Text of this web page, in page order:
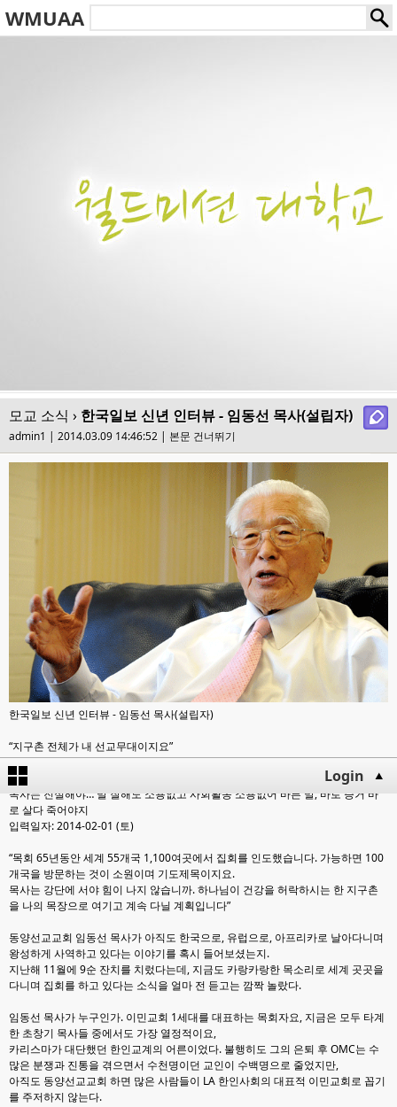
WMUAA
모교 소식 › 한국일보 신년 인터뷰 - 임동선 목사(설립자)
admin1 | 2014.03.09 14:46:52 | 본문 건너뛰기
한국일보 신년 인터뷰 - 임동선 목사(설립자)
“지구촌 전체가 내 선교무대이지요”
■ 신년 인터뷰 - 임동선 동양선교교회 원로목사, 90세 나이에 세계 곳곳 사역
목사는 진실해야… 말 잘해도 소용없고 사회활동 소용없어 바른 말, 바로 증거 바
로 살다 죽어야지
입력일자: 2014-02-01 (토)
“목회 65년동안 세계 55개국 1,100여곳에서 집회를 인도했습니다. 가능하면 100
개국을 방문하는 것이 소원이며 기도제목이지요.
목사는 강단에 서야 힘이 나지 않습니까. 하나님이 건강을 허락하시는 한 지구촌
을 나의 목장으로 여기고 계속 다닐 계획입니다”
동양선교교회 임동선 목사가 아직도 한국으로, 유럽으로, 아프리카로 날아다니며
왕성하게 사역하고 있다는 이야기를 혹시 들어보셨는지.
지난해 11월에 9순 잔치를 치렀다는데, 지금도 카랑카랑한 목소리로 세계 곳곳을
다니며 집회를 하고 있다는 소식을 얼마 전 듣고는 깜짝 놀랐다.
임동선 목사가 누구인가. 이민교회 1세대를 대표하는 목회자요, 지금은 모두 타계
한 초창기 목사들 중에서도 가장 열정적이요,
카리스마가 대단했던 한인교계의 어른이었다. 불행히도 그의 은퇴 후 OMC는 수
많은 분쟁과 진통을 겪으면서 수천명이던 교인이 수백명으로 줄었지만,
아직도 동양선교교회 하면 많은 사람들이 LA 한인사회의 대표적 이민교회로 꼽기
를 주저하지 않는다.
Login